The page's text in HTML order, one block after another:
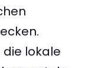
die lokale